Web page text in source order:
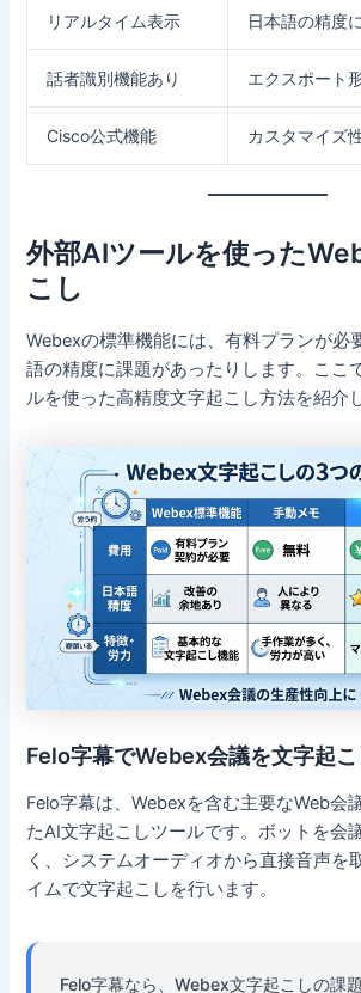
リアルタイム表示 日本語の精度
話者識別機能あり エクスポート
Cisco公式機能 カスタマイズ
外部AIツールを使った
こし
Webexの標準機能には、有料プランが必
語の精度に課題があったりします。ここ
ルを使った高精度文字起こし方法を紹介
Felo字幕でWebex会議を文字起
Felo字幕は、Webexを含む主要なWeb会
たAI文字起こしツールです。ボットを会
く、システムオーディオから直接音声を
イムで文字起こしを行います。
Felo字幕なら、Webex文字起こしの課